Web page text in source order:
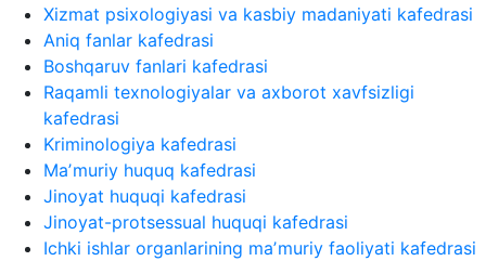
Xizmat psixologiyasi va kasbiy madaniyati kafedrasi
Aniq fanlar kafedrasi
Boshqaruv fanlari kafedrasi
Raqamli texnologiyalar va axborot xavfsizligi
kafedrasi
Kriminologiya kafedrasi
Maʼmuriy huquq kafedrasi
Jinoyat huquqi kafedrasi
Jinoyat-protsessual huquqi kafedrasi
Ichki ishlar organlarining maʼmuriy faoliyati kafedrasi